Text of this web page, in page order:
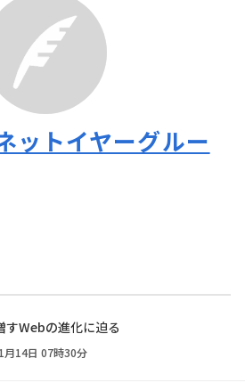
ットイヤーグルー
すWebの進化に迫る
月14日 07時30分